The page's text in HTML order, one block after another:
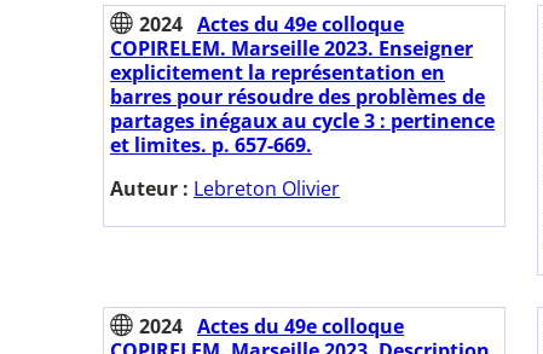
2024 Actes du 49e colloque
COPIRELEM. Marseille 2023. Enseigner
explicitement la représentation en
barres pour résoudre des problèmes de
partages inégaux au cycle 3 : pertinence
et limites. p. 657-669.
Auteur : Lebreton Olivier
2024 Actes du 49e colloque